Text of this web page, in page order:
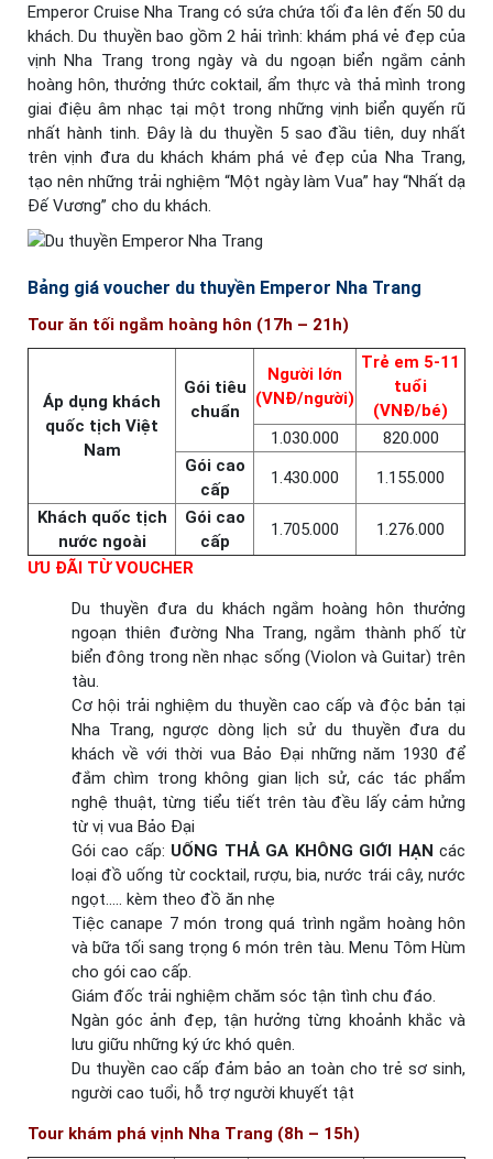
Emperor Cruise Nha Trang có sứa chứa tối đa lên đến 50 du
khách. Du thuyền bao gồm 2 hải trình: khám phá vẻ đẹp của
vịnh Nha Trang trong ngày và du ngoạn biển ngắm cảnh
hoàng hôn, thưởng thức coktail, ẩm thực và thả mình trong
giai điệu âm nhạc tại một trong những vịnh biển quyến rũ
nhất hành tinh. Đây là du thuyền 5 sao đầu tiên, duy nhất
trên vịnh đưa du khách khám phá vẻ đẹp của Nha Trang,
tạo nên những trải nghiệm “Một ngày làm Vua” hay “Nhất dạ
Đế Vương” cho du khách.
Bảng giá voucher du thuyền Emperor Nha Trang
Tour ăn tối ngắm hoàng hôn (17h – 21h)
Áp dụng khách
quốc tịch Việt
Nam
Gói tiêu
chuẩn
Người lớn
(VNĐ/người)
Trẻ em 5-11
tuổi
(VNĐ/bé)
1.030.000
820.000
Gói cao
cấp
1.430.000
1.155.000
Khách quốc tịch
nước ngoài
Gói cao
cấp
1.705.000
1.276.000
ƯU ĐÃI TỪ VOUCHER
Du thuyền đưa du khách ngắm hoàng hôn thưởng
ngoạn thiên đường Nha Trang, ngắm thành phố từ
biển đông trong nền nhạc sống (Violon và Guitar) trên
tàu.
Cơ hội trải nghiệm du thuyền cao cấp và độc bản tại
Nha Trang, ngược dòng lịch sử du thuyền đưa du
khách về với thời vua Bảo Đại những năm 1930 để
đắm chìm trong không gian lịch sử, các tác phẩm
nghệ thuật, từng tiểu tiết trên tàu đều lấy cảm hửng
từ vị vua Bảo Đại
Gói cao cấp: UỐNG THẢ GA KHÔNG GIỚI HẠN các
loại đồ uống từ cocktail, rượu, bia, nước trái cây, nước
ngọt….. kèm theo đồ ăn nhẹ
Tiệc canape 7 món trong quá trình ngắm hoàng hôn
và bữa tối sang trọng 6 món trên tàu. Menu Tôm Hùm
cho gói cao cấp.
Giám đốc trải nghiệm chăm sóc tận tình chu đáo.
Ngàn góc ảnh đẹp, tận hưởng từng khoảnh khắc và
lưu giữu những ký ức khó quên.
Du thuyền cao cấp đảm bảo an toàn cho trẻ sơ sinh,
người cao tuổi, hỗ trợ người khuyết tật
Tour khám phá vịnh Nha Trang (8h – 15h)